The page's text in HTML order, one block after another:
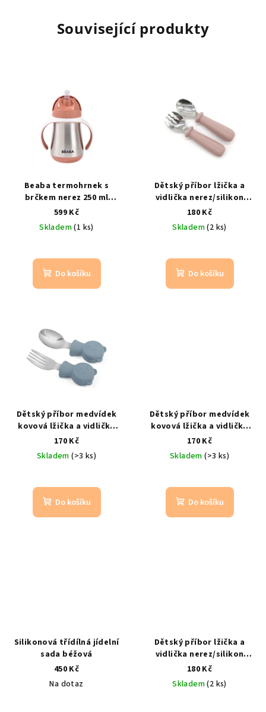
Související produkty
Beaba termohrnek s
brčkem nerez 250 ml
terracotta červený
teplé i studené | neprotéká
| od 8 měsíců
599 Kč
Skladem(1 ks)
Do košíku
Dětský příbor lžička a
vidlička nerez/silikon
růžová – pro první příkrmy
růžová / od 6 měsíců
180 Kč
Skladem(2 ks)
Do košíku
Dětský příbor medvídek
kovová lžička a vidlička
modrá
170 Kč
Skladem(>3 ks)
Do košíku
Dětský příbor medvídek
kovová lžička a vidlička
růžová
170 Kč
Skladem(>3 ks)
Do košíku
Silikonová třídílná jídelní
sada béžová
450 Kč
Na dotaz
Dětský příbor lžička a
vidlička nerez/silikon
modrá – pro první příkrmy
modrá
180 Kč
Skladem(2 ks)